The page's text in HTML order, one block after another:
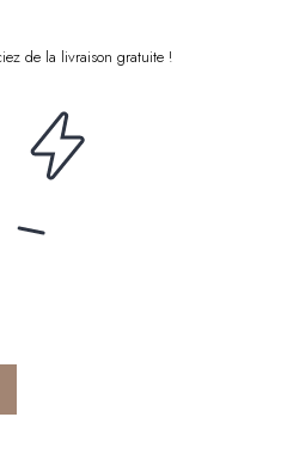
de la livraison gratuite !